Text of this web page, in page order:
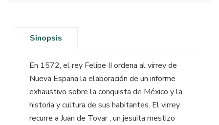
Sinopsis
En 1572, el rey Felipe II ordena al virrey de
Nueva España la elaboración de un informe
exhaustivo sobre la conquista de México y la
historia y cultura de sus habitantes. El virrey
recurre a Juan de Tovar , un jesuita mestizo